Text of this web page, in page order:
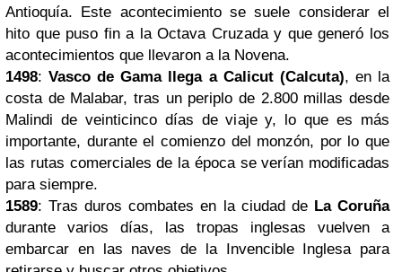
Antioquía. Este acontecimiento se suele considerar el
hito que puso fin a la Octava Cruzada y que generó los
acontecimientos que llevaron a la Novena.
1498:Vasco de Gama llega a Calicut (Calcuta), en la
costa de Malabar, tras un periplo de 2.800 millas desde
Malindi de veinticinco días de viaje y, lo que es más
importante, durante el comienzo del monzón, por lo que
las rutas comerciales de la época se verían modificadas
para siempre.
1589: Tras duros combates en la ciudad de La Coruña
durante varios días, las tropas inglesas vuelven a
embarcar en las naves de la Invencible Inglesa para